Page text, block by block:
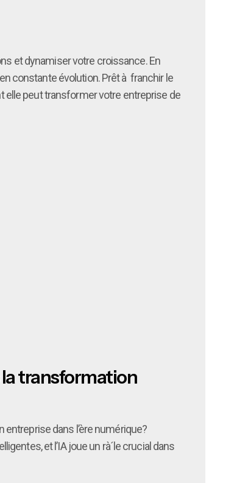
et dynamiser votre croissance. En
constante évolution. Prêt à franchir le
elle peut transformer votre entreprise de
transformation
entreprise dans l’ère numérique?
et l’IA joue un rà´le crucial dans